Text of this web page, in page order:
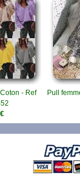
- Ref
Pull